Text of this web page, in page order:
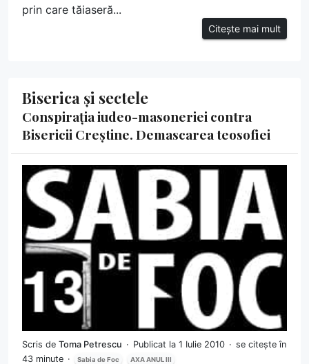
prin care tăiaseră...
Citește mai mult
Biserica și sectele
Conspirația iudeo-masoneriei contra
Bisericii Creștine. Demascarea teosofiei
Scris de Toma Petrescu Publicat la 1 Iulie 2010
se citește în
43 minute
Sabia de Foc AXA ANUL III